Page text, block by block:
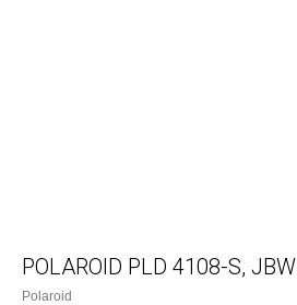
POLAROID PLD 4108-S, JBW
Polaroid